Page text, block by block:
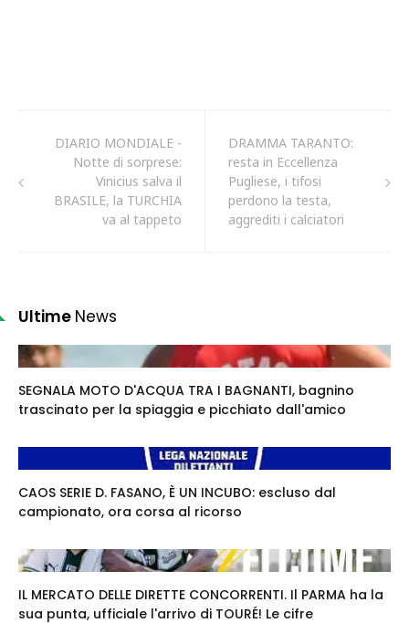
DIARIO MONDIALE -
Notte di sorprese:
Vinicius salva il
BRASILE, la TURCHIA
va al tappeto
DRAMMA TARANTO:
resta in Eccellenza
Pugliese, i tifosi
perdono la testa,
aggrediti i calciatori
Ultime News
SEGNALA MOTO D'ACQUA TRA I BAGNANTI, bagnino
trascinato per la spiaggia e picchiato dall'amico
CAOS SERIE D. FASANO, È UN INCUBO: escluso dal
campionato, ora corsa al ricorso
IL MERCATO DELLE DIRETTE CONCORRENTI. Il PARMA ha la
sua punta, ufficiale l'arrivo di TOURÉ! Le cifre